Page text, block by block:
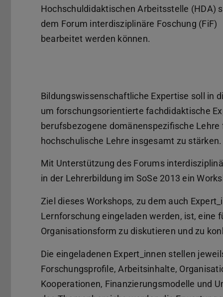
Hochschuldidaktischen Arbeitsstelle (HDA)
dem Forum interdisziplinäre Foschung (FiF)
bearbeitet werden können.
Bildungswissenschaftliche Expertise soll in
um forschungsorientierte fachdidaktische
berufsbezogene domänenspezifische
hochschulische Lehre insgesamt zu stärken.
Mit Unterstützung des Forums
in der Lehrerbildung im SoSe 2013 ein
Ziel dieses Workshops, zu dem auch
Lernforschung eingeladen werden, ist, eine
Organisationsform zu diskutieren und zu
Die eingeladenen Expert_innen stellen
Forschungsprofile, Arbeitsinhalte,
Kooperationen, Finanzierungsmodelle und